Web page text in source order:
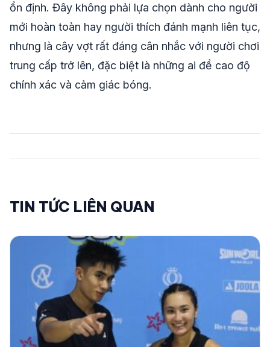
ổn định. Đây không phải lựa chọn dành cho người
mới hoàn toàn hay người thích đánh mạnh liên tục,
nhưng là cây vợt rất đáng cân nhắc với người chơi
trung cấp trở lên, đặc biệt là những ai đề cao độ
chính xác và cảm giác bóng.
TIN TỨC LIÊN QUAN